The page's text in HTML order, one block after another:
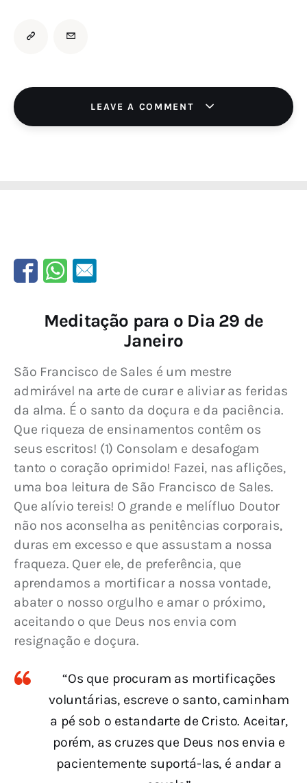
LEAVE A COMMENT
Meditação para o Dia 29 de
Janeiro
São Francisco de Sales é um mestre
admirável na arte de curar e aliviar as feridas
da alma. É o santo da doçura e da paciência.
Que riqueza de ensinamentos contêm os
seus escritos! (1) Consolam e desafogam
tanto o coração oprimido! Fazei, nas aflições,
uma boa leitura de São Francisco de Sales.
Que alívio tereis! O grande e melífluo Doutor
não nos aconselha as penitências corporais,
duras em excesso e que assustam a nossa
fraqueza. Quer ele, de preferência, que
aprendamos a mortificar a nossa vontade,
abater o nosso orgulho e amar o próximo,
aceitando o que Deus nos envia com
resignação e doçura.
“Os que procuram as mortificações
voluntárias, escreve o santo, caminham
a pé sob o estandarte de Cristo. Aceitar,
porém, as cruzes que Deus nos envia e
pacientemente suportá-las, é andar a